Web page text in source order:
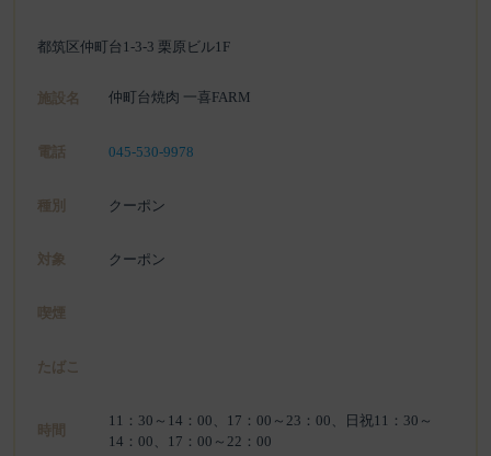
都筑区仲町台1-3-3 栗原ビル1F
施設名 仲町台焼肉 一喜FARM
電話 045-530-9978
種別 クーポン
対象 クーポン
喫煙
たばこ
時間
11：30～14：00、17：00～23：00、日祝11：30～
14：00、17：00～22：00